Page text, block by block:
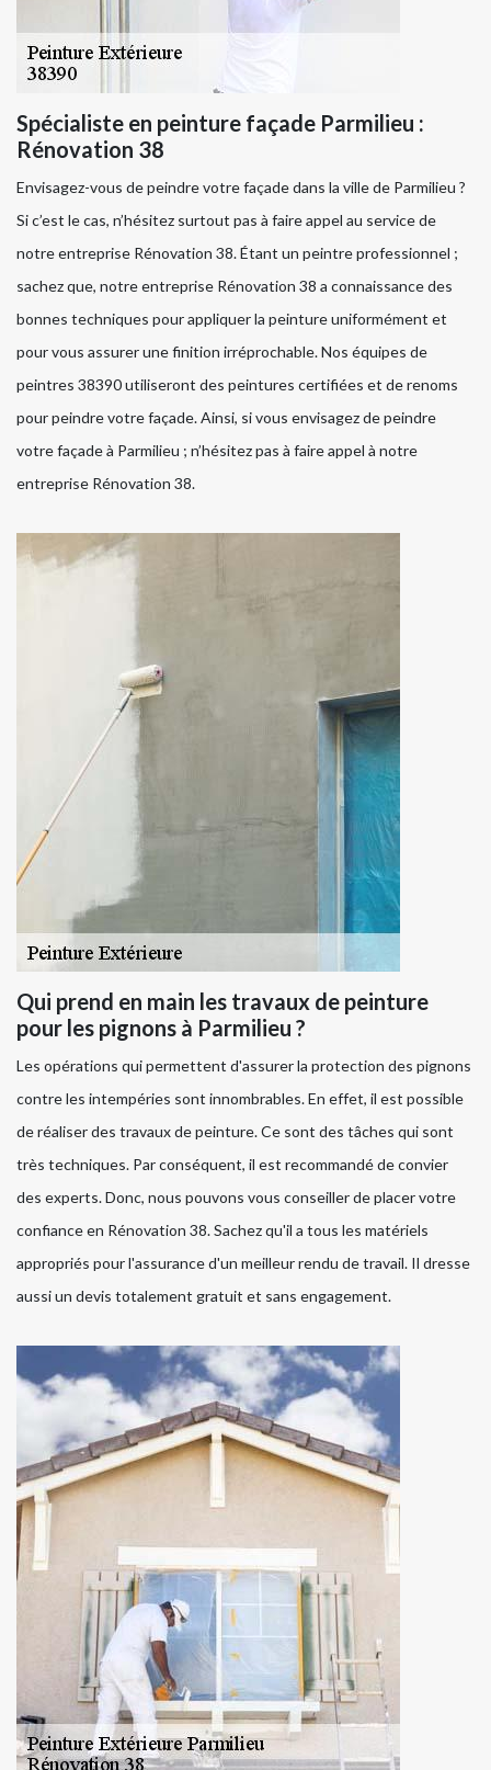
Spécialiste en peinture façade Parmilieu :
Rénovation 38
Envisagez-vous de peindre votre façade dans la ville de Parmilieu ?
Si c’est le cas, n’hésitez surtout pas à faire appel au service de
notre entreprise Rénovation 38. Étant un peintre professionnel ;
sachez que, notre entreprise Rénovation 38 a connaissance des
bonnes techniques pour appliquer la peinture uniformément et
pour vous assurer une finition irréprochable. Nos équipes de
peintres 38390 utiliseront des peintures certifiées et de renoms
pour peindre votre façade. Ainsi, si vous envisagez de peindre
votre façade à Parmilieu ; n’hésitez pas à faire appel à notre
entreprise Rénovation 38.
Qui prend en main les travaux de peinture
pour les pignons à Parmilieu ?
Les opérations qui permettent d'assurer la protection des pignons
contre les intempéries sont innombrables. En effet, il est possible
de réaliser des travaux de peinture. Ce sont des tâches qui sont
très techniques. Par conséquent, il est recommandé de convier
des experts. Donc, nous pouvons vous conseiller de placer votre
confiance en Rénovation 38. Sachez qu'il a tous les matériels
appropriés pour l'assurance d'un meilleur rendu de travail. Il dresse
aussi un devis totalement gratuit et sans engagement.